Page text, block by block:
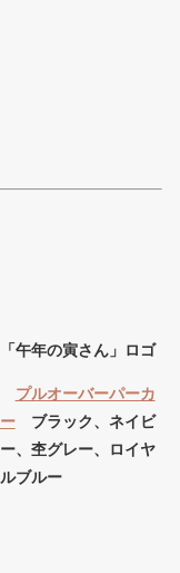
「午年の寅さん」ロゴ
プルオーバーパーカ
ーブラック、ネイビ
ー、杢グレー、ロイヤ
ルブルー